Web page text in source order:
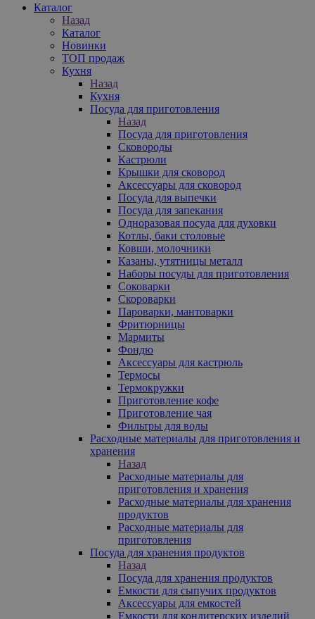
Каталог
Назад
Каталог
Новинки
ТОП продаж
Кухня
Назад
Кухня
Посуда для приготовления
Назад
Посуда для приготовления
Сковороды
Кастрюли
Крышки для сковород
Аксессуары для сковород
Посуда для выпечки
Посуда для запекания
Одноразовая посуда для духовки
Котлы, баки столовые
Ковши, молочники
Казаны, утятницы металл
Наборы посуды для приготовления
Соковарки
Скороварки
Пароварки, мантоварки
Фритюрницы
Мармиты
Фондю
Аксессуары для кастрюль
Термосы
Термокружки
Приготовление кофе
Приготовление чая
Фильтры для воды
Расходные материалы для приготовления и
хранения
Назад
Расходные материалы для
приготовления и хранения
Расходные материалы для хранения
продуктов
Расходные материалы для
приготовления
Посуда для хранения продуктов
Назад
Посуда для хранения продуктов
Емкости для сыпучих продуктов
Аксессуары для емкостей
Емкости для кондитерских изделий